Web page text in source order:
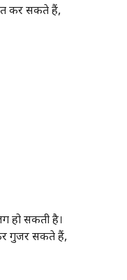
कर सकते हैं,
हो सकती है।
गुजर सकते हैं,